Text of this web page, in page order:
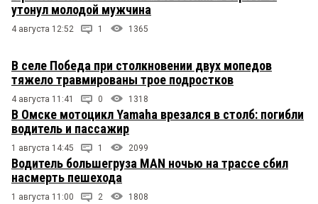
утонул молодой мужчина
4 августа 12:52 1 1365
В селе Победа при столкновении двух мопедов
тяжело травмированы трое подростков
4 августа 11:41 0 1318
В Омске мотоцикл Yamaha врезался в столб: погибли
водитель и пассажир
1 августа 14:45 1 2099
Водитель большегруза MAN ночью на трассе сбил
насмерть пешехода
1 августа 11:00 2 1808